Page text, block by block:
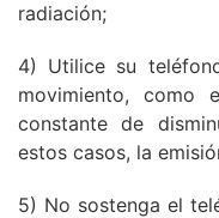
radiación;
4) Utilice su
movimiento,
constante de
estos casos, la
5) No sostenga el